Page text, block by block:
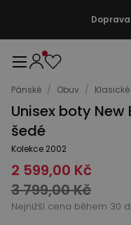
Pánské / Obuv / Klasické
Unisex boty New
šedé
Kolekce 2002
2 599,00 Kč
3 799,00 Kč
Nejnižší cena během 30